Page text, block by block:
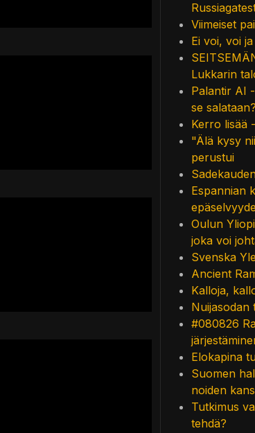
Viimeiset
Ei voi, voi
Lukkarin
Palantir AI
se salataan?
Kerro lisää
"Älä kysy
perustui
Espannian
Oulun
joka voi
Svenska
Ancient
Kalloja,
Nuijasodan
#080826
Elokapina
Suomen
noiden
Tutkimus
tehdä?